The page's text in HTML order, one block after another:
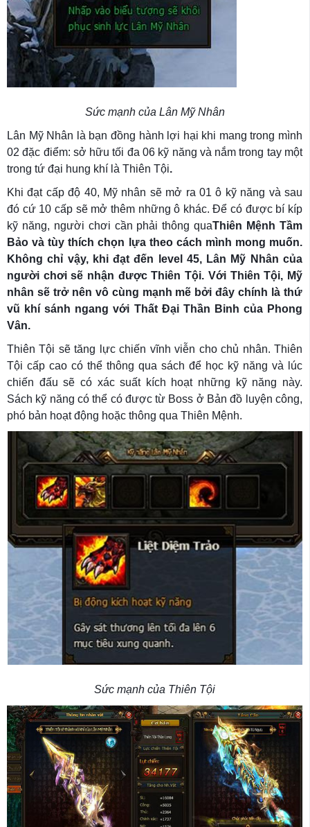
Sức mạnh của Lân Mỹ Nhân
Lân Mỹ Nhân là bạn đồng hành lợi hại khi mang trong mình
02 đặc điểm: sở hữu tối đa 06 kỹ năng và nắm trong tay một
trong tứ đại hung khí là Thiên Tội.
Khi đạt cấp độ 40, Mỹ nhân sẽ mở ra 01 ô kỹ năng và sau
đó cứ 10 cấp sẽ mở thêm những ô khác. Để có được bí kíp
kỹ năng, người chơi cần phải thông quaThiên Mệnh Tầm
Bảo và tùy thích chọn lựa theo cách mình mong muốn.
Không chỉ vậy, khi đạt đến level 45, Lân Mỹ Nhân của
người chơi sẽ nhận được Thiên Tội. Với Thiên Tội, Mỹ
nhân sẽ trở nên vô cùng mạnh mẽ bởi đây chính là thứ
vũ khí sánh ngang với Thất Đại Thần Binh của Phong
Vân.
Thiên Tội sẽ tăng lực chiến vĩnh viễn cho chủ nhân. Thiên
Tội cấp cao có thể thông qua sách để học kỹ năng và lúc
chiến đấu sẽ có xác suất kích hoạt những kỹ năng này.
Sách kỹ năng có thể có được từ Boss ở Bản đồ luyện công,
phó bản hoạt động hoặc thông qua Thiên Mệnh.
Sức mạnh của Thiên Tội